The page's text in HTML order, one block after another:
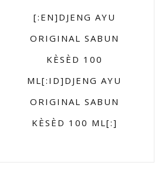
[:EN]DJENG AYU
ORIGINAL SABUN
KÈSÈD 100
ML[:ID]DJENG AYU
ORIGINAL SABUN
KÈSÈD 100 ML[:]